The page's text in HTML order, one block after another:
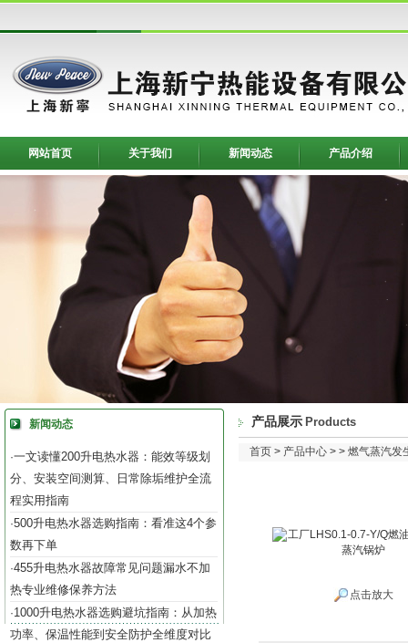
网站首页 关于我们 新闻动态 产品介绍
新闻动态
·一文读懂200升电热水器：能效等级划
分、安装空间测算、日常除垢维护全流
程实用指南
·500升电热水器选购指南：看准这4个参
数再下单
·455升电热水器故障常见问题漏水不加
热专业维修保养方法
·1000升电热水器选购避坑指南：从加热
功率、保温性能到安全防护全维度对比
产品展示 Products
首页 > 产品中心 > > 燃气蒸汽发
点击放大